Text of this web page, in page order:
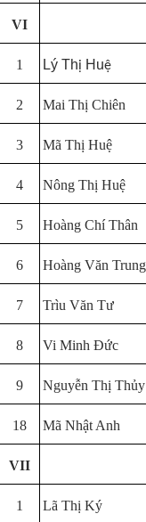
VI
1 Lý Thị Huệ
2 Mai Thị Chiên
3 Mã Thị Huệ
4 Nông Thị Huệ
5 Hoàng Chí Thân
6 Hoàng Văn Trung
7 Trìu Văn Tư
8 Vi Minh Đức
9 Nguyễn Thị Thủy
18 Mã Nhật Anh
VII
1 Lã Thị Ký